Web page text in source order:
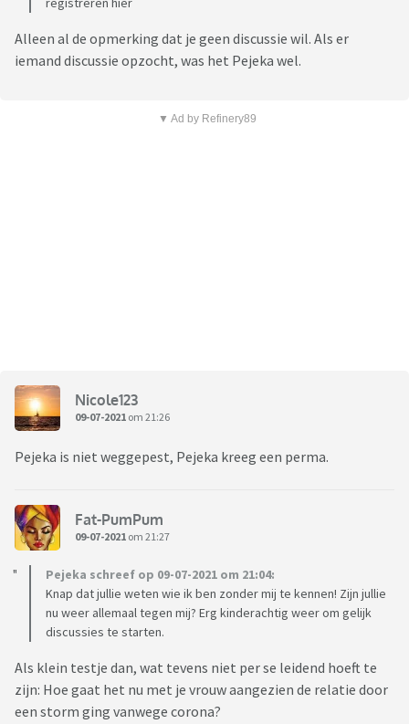
Alleen al de opmerking dat je geen discussie wil. Als er
iemand discussie opzocht, was het Pejeka wel.
▼ Ad by Refinery89
Nicole123
09-07-2021 om 21:26
Pejeka is niet weggepest, Pejeka kreeg een perma.
Fat-PumPum
09-07-2021 om 21:27
Pejeka schreef op 09-07-2021 om 21:04:
Knap dat jullie weten wie ik ben zonder mij te kennen! Zijn jullie
nu weer allemaal tegen mij? Erg kinderachtig weer om gelijk
discussies te starten.
Als klein testje dan, wat tevens niet per se leidend hoeft te
zijn: Hoe gaat het nu met je vrouw aangezien de relatie door
een storm ging vanwege corona?